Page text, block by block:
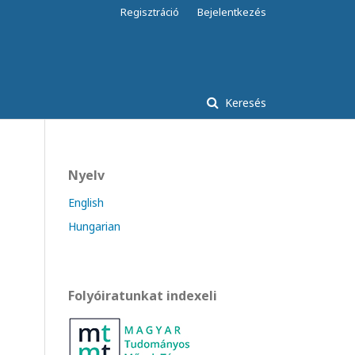
Keresés
Regisztráció Bejelentkezés
Nyelv
English
Hungarian
Folyóiratunkat indexeli